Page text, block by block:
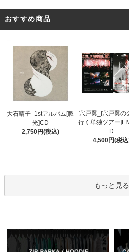
おすすめ商品
大石晴子_1stアルバム[脈
光]CD
2,750円(税込)
宍戸翼_[宍戸翼の
行く単独ツアー
D
4,500円(税
もっと見る